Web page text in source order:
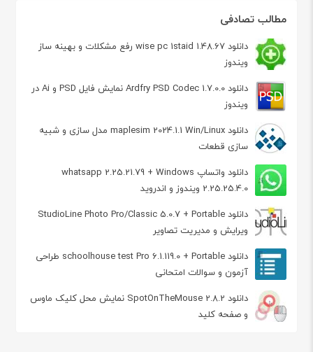
مطالب تصادفی
دانلود wise pc 1staid 1.48.67 رفع مشکلات و بهینه ساز
ویندوز
دانلود Ardfry PSD Codec 1.7.0.0 نمایش فایل PSD و Ai در
ویندوز
دانلود maplesim 2024.1.1 Win/Linux مدل سازی و شبیه
سازی قطعات
دانلود واتساپ whatsapp 2.25.21.79 + Windows
2.25.25.4.0 ویندوز و اندروید
دانلود StudioLine Photo Pro/Classic 5.0.7 + Portable
ویرایش و مدیریت تصاویر
دانلود schoolhouse test Pro 6.1.119.0 + Portable طراحی
آزمون و سوالات امتحانی
دانلود SpotOnTheMouse 2.8.2 نمایش محل کلیک ماوس
و صفحه کلید